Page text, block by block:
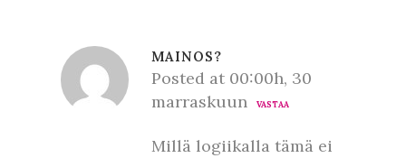
MAINOS?
Posted at 00:00h, 30
marraskuun
VASTAA
Millä logiikalla tämä ei